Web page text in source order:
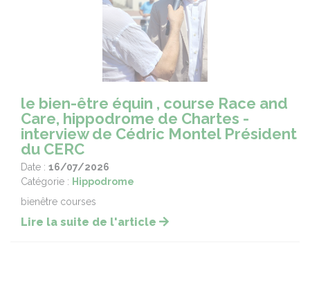
le bien-être équin , course Race and
Care, hippodrome de Chartes -
interview de Cédric Montel Président
du CERC
Date : 16/07/2026
Catégorie : Hippodrome
bienêtre courses
Lire la suite de l'article